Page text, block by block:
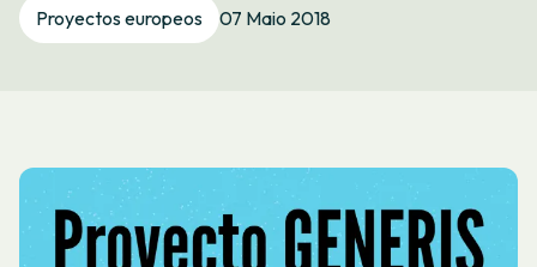
Oficina virtual
Proyectos europeos 07 Maio 2018